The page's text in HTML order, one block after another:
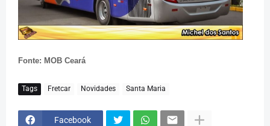
Fonte: MOB Ceará
Tags Fretcar Novidades Santa Maria
Facebook